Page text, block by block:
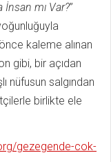
İnsan mı Var?”
kaleme alınan
gibi, bir açıdan
nüfusun salgından
birlikte ele
gezegende-cok-